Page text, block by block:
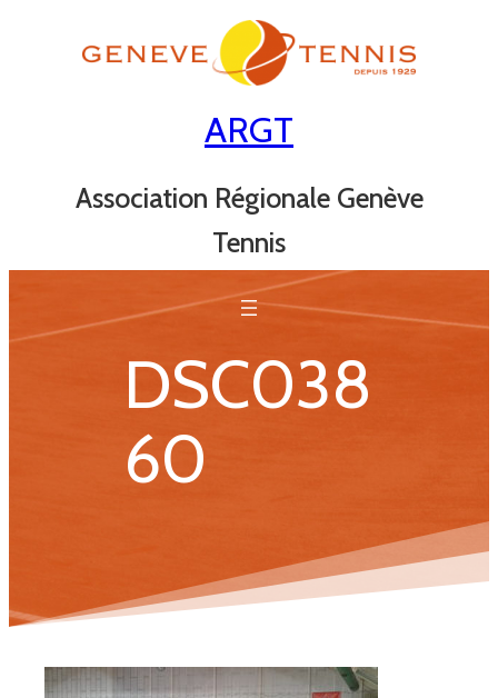
ARGT
Association Régionale Genève
Tennis
DSC038
60